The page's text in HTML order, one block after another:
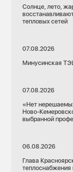
Солнце, лето,
тепловых сетей
07.08.2026
Минусинская
07.08.2026
«Нет
Ново-
выбранной
06.08.2026
Глава
теплоснабжения